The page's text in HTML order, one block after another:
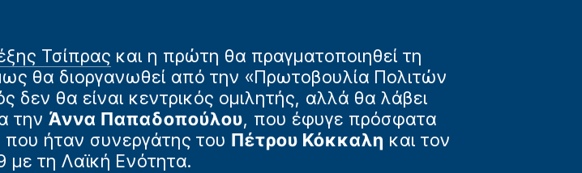
Τσίπρας και η πρώτη θα πραγματοποιηθεί τη
θα διοργανωθεί από την «Πρωτοβουλία Πολιτών
θα είναι κεντρικός ομιλητής, αλλά θα λάβει
την Άννα Παπαδοπούλου, που έφυγε πρόσφατα
που ήταν συνεργάτης του Πέτρου Κόκκαλη και τον
τη Λαϊκή Ενότητα.